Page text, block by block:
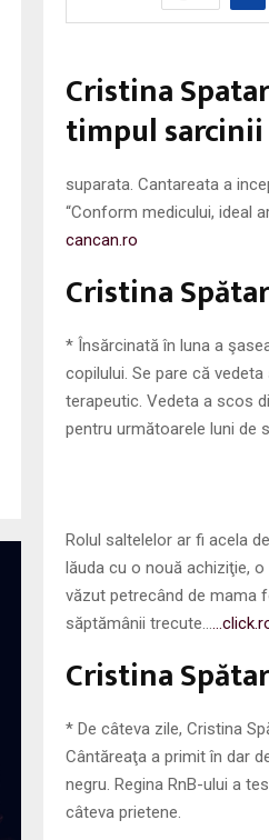
Cristina
timpul sarcinii
suparata. Cantareata a
“Conform medicului, ideal
cancan.ro
Cristina
* Însărcinată în luna a
copilului. Se pare că
terapeutic. Vedeta a scos
pentru următoarele luni de
Rolul saltelelor ar fi acela
lăuda cu o nouă achiziţie,
văzut petrecând de mama
săptămânii trecute…
Cristina
* De câteva zile, Cristina
Cântăreaţa a primit în dar
negru. Regina RnB-ului a
câteva prietene.